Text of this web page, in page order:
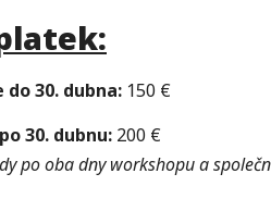
30. dubna: 150 €
30. dubnu: 200 €
po oba dny workshopu a